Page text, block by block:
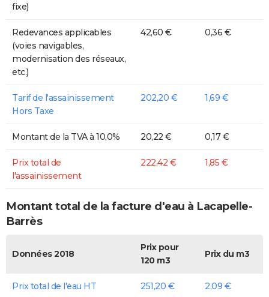
fixe)
Redevances applicables
(voies navigables,
modernisation des réseaux,
etc.)
42,60 € 0,36 €
Tarif de l'assainissement
Hors Taxe
202,20 € 1,69 €
Montant de la TVA à 10,0% 20,22 € 0,17 €
Prix total de
l'assainissement
222,42 € 1,85 €
Montant total de la facture d'eau à Lacapelle-
Barrès
Données 2018
Prix pour
120 m3
Prix du m3
Prix total de l'eau HT 251,20 € 2,09 €